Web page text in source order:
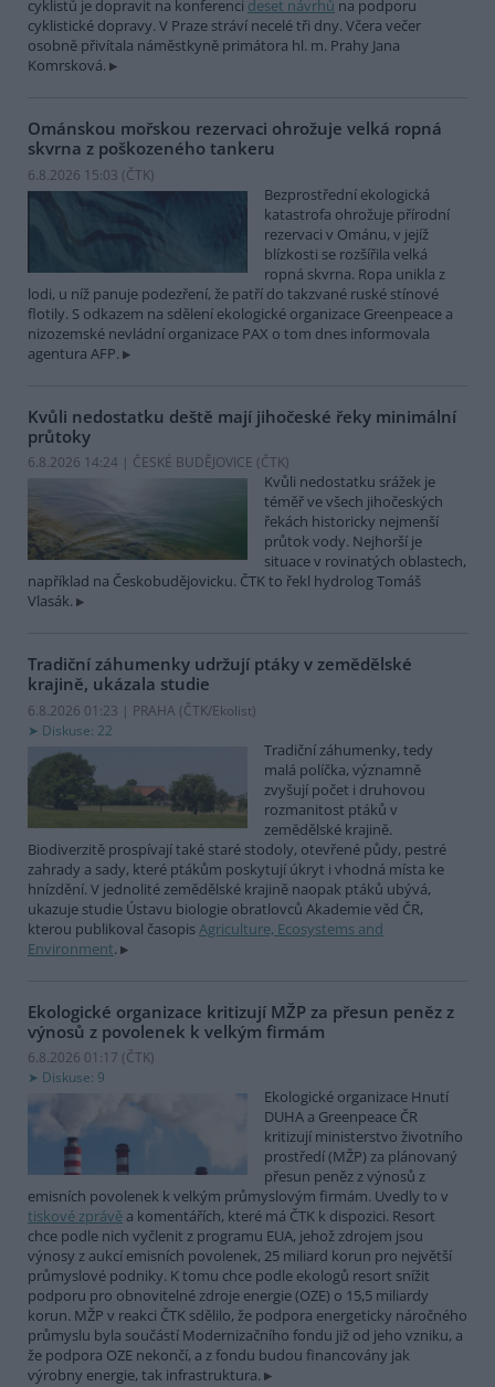
cyklistů je dopravit na konferenci deset návrhů na podporu
cyklistické dopravy. V Praze stráví necelé tři dny. Včera večer
osobně přivítala náměstkyně primátora hl. m. Prahy Jana
Komrsková.
Ománskou mořskou rezervaci ohrožuje velká ropná
skvrna z poškozeného tankeru
6.8.2026 15:03 (ČTK)
Bezprostřední ekologická
katastrofa ohrožuje přírodní
rezervaci v Ománu, v jejíž
blízkosti se rozšířila velká
ropná skvrna. Ropa unikla z
lodi, u níž panuje podezření, že patří do takzvané ruské stínové
flotily. S odkazem na sdělení ekologické organizace Greenpeace a
nizozemské nevládní organizace PAX o tom dnes informovala
agentura AFP.
Kvůli nedostatku deště mají jihočeské řeky minimální
průtoky
6.8.2026 14:24 | ČESKÉ BUDĚJOVICE (ČTK)
Kvůli nedostatku srážek je
téměř ve všech jihočeských
řekách historicky nejmenší
průtok vody. Nejhorší je
situace v rovinatých oblastech,
například na Českobudějovicku. ČTK to řekl hydrolog Tomáš
Vlasák.
Tradiční záhumenky udržují ptáky v zemědělské
krajině, ukázala studie
6.8.2026 01:23 | PRAHA (ČTK/Ekolist)
Diskuse: 22
Tradiční záhumenky, tedy
malá políčka, významně
zvyšují počet i druhovou
rozmanitost ptáků v
zemědělské krajině.
Biodiverzitě prospívají také staré stodoly, otevřené půdy, pestré
zahrady a sady, které ptákům poskytují úkryt i vhodná místa ke
hnízdění. V jednolité zemědělské krajině naopak ptáků ubývá,
ukazuje studie Ústavu biologie obratlovců Akademie věd ČR,
kterou publikoval časopisAgriculture, Ecosystems and
Environment.
Ekologické organizace kritizují MŽP za přesun peněz z
výnosů z povolenek k velkým firmám
6.8.2026 01:17 (ČTK)
Diskuse: 9
Ekologické organizace Hnutí
DUHA a Greenpeace ČR
kritizují ministerstvo životního
prostředí (MŽP) za plánovaný
přesun peněz z výnosů z
emisních povolenek k velkým průmyslovým firmám. Uvedly to v
tiskové zprávě a komentářích, které má ČTK k dispozici. Resort
chce podle nich vyčlenit z programu EUA, jehož zdrojem jsou
výnosy z aukcí emisních povolenek, 25 miliard korun pro největší
průmyslové podniky. K tomu chce podle ekologů resort snížit
podporu pro obnovitelné zdroje energie (OZE) o 15,5 miliardy
korun. MŽP v reakci ČTK sdělilo, že podpora energeticky náročného
průmyslu byla součástí Modernizačního fondu již od jeho vzniku, a
že podpora OZE nekončí, a z fondu budou financovány jak
výrobny energie, tak infrastruktura.